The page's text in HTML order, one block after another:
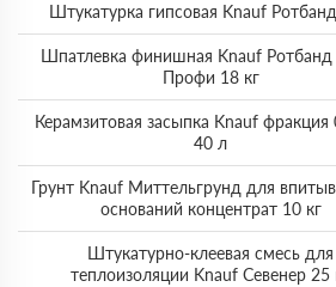
Штукатурка гипсовая Knauf
Шпатлевка финишная Knauf Ротбанд
Профи 18 кг
Керамзитовая засыпка Knauf
40 л
Грунт Knauf Миттельгрунд для
оснований концентрат 10 кг
Штукатурно-клеевая смесь для
теплоизоляции Knauf Севенер 25